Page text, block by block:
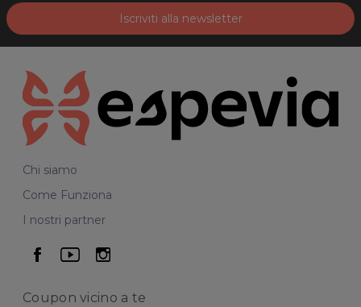
Iscriviti alla newsletter
Chi siamo
Come Funziona
I nostri partner
seguici su facebook
seguici su youtube
seguici su instagram
Coupon vicino a te